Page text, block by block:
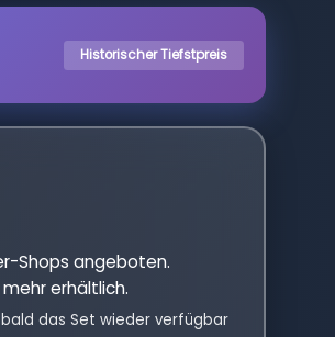
Historischer Tiefstpreis
Shops angeboten.
erhältlich.
das Set wieder verfügbar